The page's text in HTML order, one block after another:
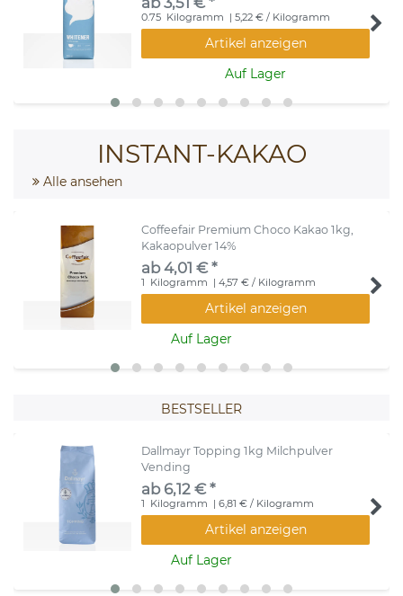
0.75 Kilogramm | 5,22 € / Kilogramm
Artikel anzeigen
Auf Lager
INSTANT-KAKAO
Alle ansehen
Coffeefair Premium Choco Kakao 1kg,
Kakaopulver 14%
ab 4,01 € *
1 Kilogramm | 4,57 € / Kilogramm
Artikel anzeigen
Auf Lager
BESTSELLER
Dallmayr Topping 1kg Milchpulver
Vending
ab 6,12 € *
1 Kilogramm | 6,81 € / Kilogramm
Artikel anzeigen
Auf Lager